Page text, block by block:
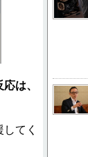
は、
てく